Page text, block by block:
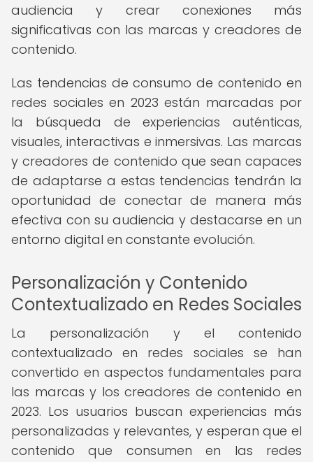
audiencia y crear conexiones más
significativas con las marcas y creadores de
contenido.
Las tendencias de consumo de contenido en
redes sociales en 2023 están marcadas por
la búsqueda de experiencias auténticas,
visuales, interactivas e inmersivas. Las marcas
y creadores de contenido que sean capaces
de adaptarse a estas tendencias tendrán la
oportunidad de conectar de manera más
efectiva con su audiencia y destacarse en un
entorno digital en constante evolución.
Personalización y Contenido
Contextualizado en Redes Sociales
La personalización y el contenido
contextualizado en redes sociales se han
convertido en aspectos fundamentales para
las marcas y los creadores de contenido en
2023. Los usuarios buscan experiencias más
personalizadas y relevantes, y esperan que el
contenido que consumen en las redes